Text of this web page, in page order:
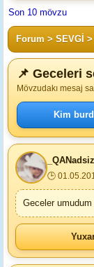
Son 10 mövzu
Forum > SEVGİ >
📌 Geceleri
Mövzudakı mesaj
Kim
🕒
Geceler